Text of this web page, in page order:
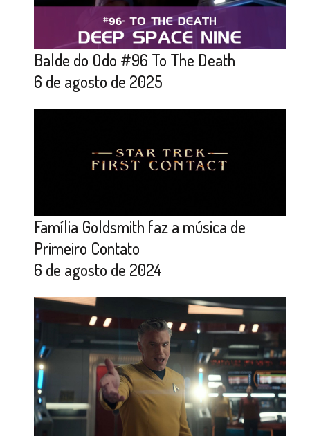
Balde do Odo #96 To The Death
6 de agosto de 2025
Família Goldsmith faz a música de
Primeiro Contato
6 de agosto de 2024